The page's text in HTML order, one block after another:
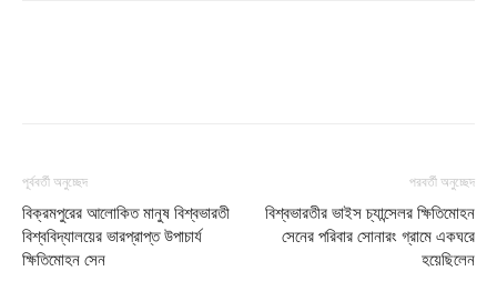
পূর্ববর্তী অনুচ্ছেদ
বিক্রমপুরের আলোকিত মানুষ বিশ্বভারতী
বিশ্ববিদ্যালয়ের ভারপ্রাপ্ত উপাচার্য
ক্ষিতিমোহন সেন
পরবর্তী অনুচ্ছেদ
বিশ্বভারতীর ভাইস চ্যান্সেলর ক্ষিতিমোহন
সেনের পরিবার সোনারং গ্রামে একঘরে
হয়েছিলেন